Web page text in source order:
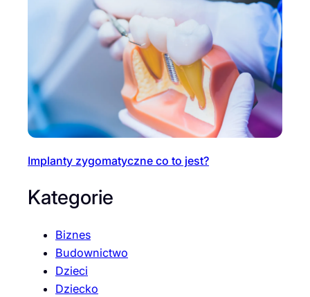
Implanty zygomatyczne co to jest?
Kategorie
Biznes
Budownictwo
Dzieci
Dziecko